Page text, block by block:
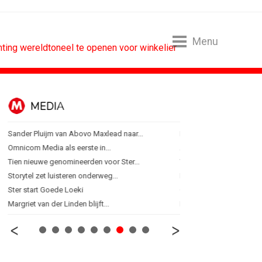
wereldtoneel te openen voor winkelier
Menu
MEDIA
Sander Pluijm van Abovo Maxlead naar...
Omnicom Media als eerste in...
Tien nieuwe genomineerden voor Ster...
Storytel zet luisteren onderweg...
Ster start Goede Loeki
Margriet van der Linden blijft...
Allianz Direct ‘kaapt’...
VanMoof zet